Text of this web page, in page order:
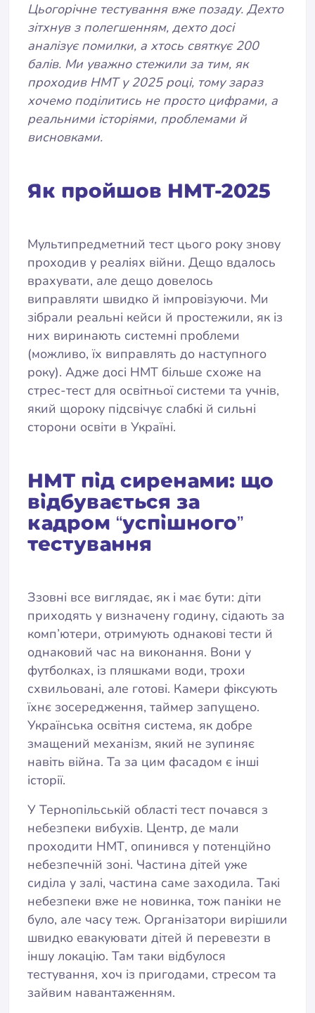
Цьогорічне тестування вже позаду. Дехто
зітхнув з полегшенням, дехто досі
аналізує помилки, а хтось святкує 200
балів. Ми уважно стежили за тим, як
проходив НМТ у 2025 році, тому зараз
хочемо поділитись не просто цифрами, а
реальними історіями, проблемами й
висновками.
Як пройшов НМТ-2025
Мультипредметний тест цього року знову
проходив у реаліях війни. Дещо вдалось
врахувати, але дещо довелось
виправляти швидко й імпровізуючи. Ми
зібрали реальні кейси й простежили, як із
них виринають системні проблеми
(можливо, їх виправлять до наступного
року). Адже досі НМТ більше схоже на
стрес-тест для освітньої системи та учнів,
який щороку підсвічує слабкі й сильні
сторони освіти в Україні.
НМТ під сиренами: що
відбувається за
кадром “успішного”
тестування
Ззовні все виглядає, як і має бути: діти
приходять у визначену годину, сідають за
комп’ютери, отримують однакові тести й
однаковий час на виконання. Вони у
футболках, із пляшками води, трохи
схвильовані, але готові. Камери фіксують
їхнє зосередження, таймер запущено.
Українська освітня система, як добре
змащений механізм, який не зупиняє
навіть війна. Та за цим фасадом є інші
історії.
У Тернопільській області тест почався з
небезпеки вибухів. Центр, де мали
проходити НМТ, опинився у потенційно
небезпечній зоні. Частина дітей уже
сиділа у залі, частина саме заходила. Такі
небезпеки вже не новинка, тож паніки не
було, але часу теж. Організатори вирішили
швидко евакуювати дітей й перевезти в
іншу локацію. Там таки відбулося
тестування, хоч із пригодами, стресом та
зайвим навантаженням.